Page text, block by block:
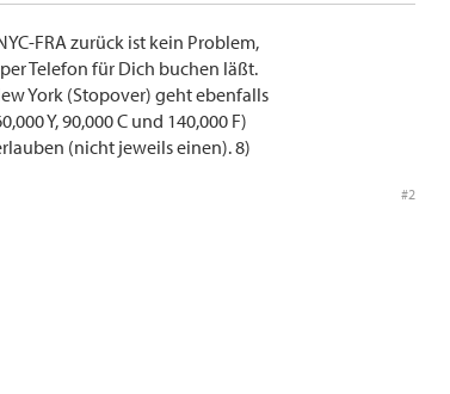
FRA zurück ist kein Problem,
Telefon für Dich buchen läßt.
York (Stopover) geht ebenfalls
Y, 90,000 C und 140,000 F)
(nicht jeweils einen). 8)
#2